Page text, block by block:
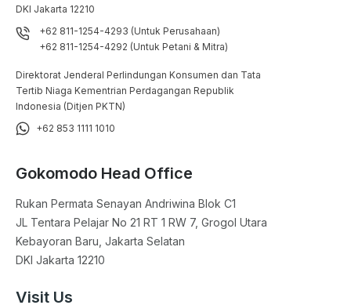
DKI Jakarta 12210
+62 811-1254-4293 (Untuk Perusahaan)
+62 811-1254-4292 (Untuk Petani & Mitra)
Direktorat Jenderal Perlindungan Konsumen dan Tata
Tertib Niaga Kementrian Perdagangan Republik
Indonesia (Ditjen PKTN)
+62 853 1111 1010
Gokomodo Head Office
Rukan Permata Senayan Andriwina Blok C1
JL Tentara Pelajar No 21 RT 1 RW 7, Grogol Utara
Kebayoran Baru, Jakarta Selatan
DKI Jakarta 12210
Visit Us